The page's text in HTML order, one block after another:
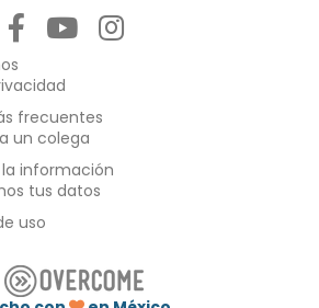
frecuentes
un colega
información
tus datos
uso